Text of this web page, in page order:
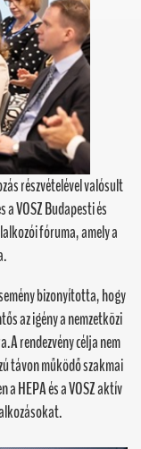
részvételével valósult
VOSZ Budapesti és
fóruma, amely a
bizonyította, hogy
az igény a nemzetközi
rendezvény célja nem
távon működő szakmai
HEPA és a VOSZ aktív